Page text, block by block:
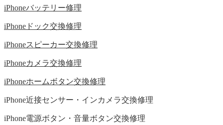
iPhoneバッテリー修理
iPhoneドック交換修理
iPhoneスピーカー交換修理
iPhoneカメラ交換修理
iPhoneホームボタン交換修理
iPhone近接センサー・インカメラ交換修理
iPhone電源ボタン・音量ボタン交換修理